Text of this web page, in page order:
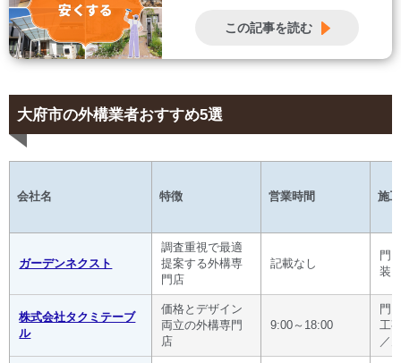
この記事を読む
大府市の外構業者おすすめ5選
会社名 特徴 営業時間 施
ガーデンネクスト
調査重視で最適
提案する外構専
門店
記載なし
門
装
株式会社タクミテーブ
ル
価格とデザイン
両立の外構専門
店
9:00～18:00
門
工
／